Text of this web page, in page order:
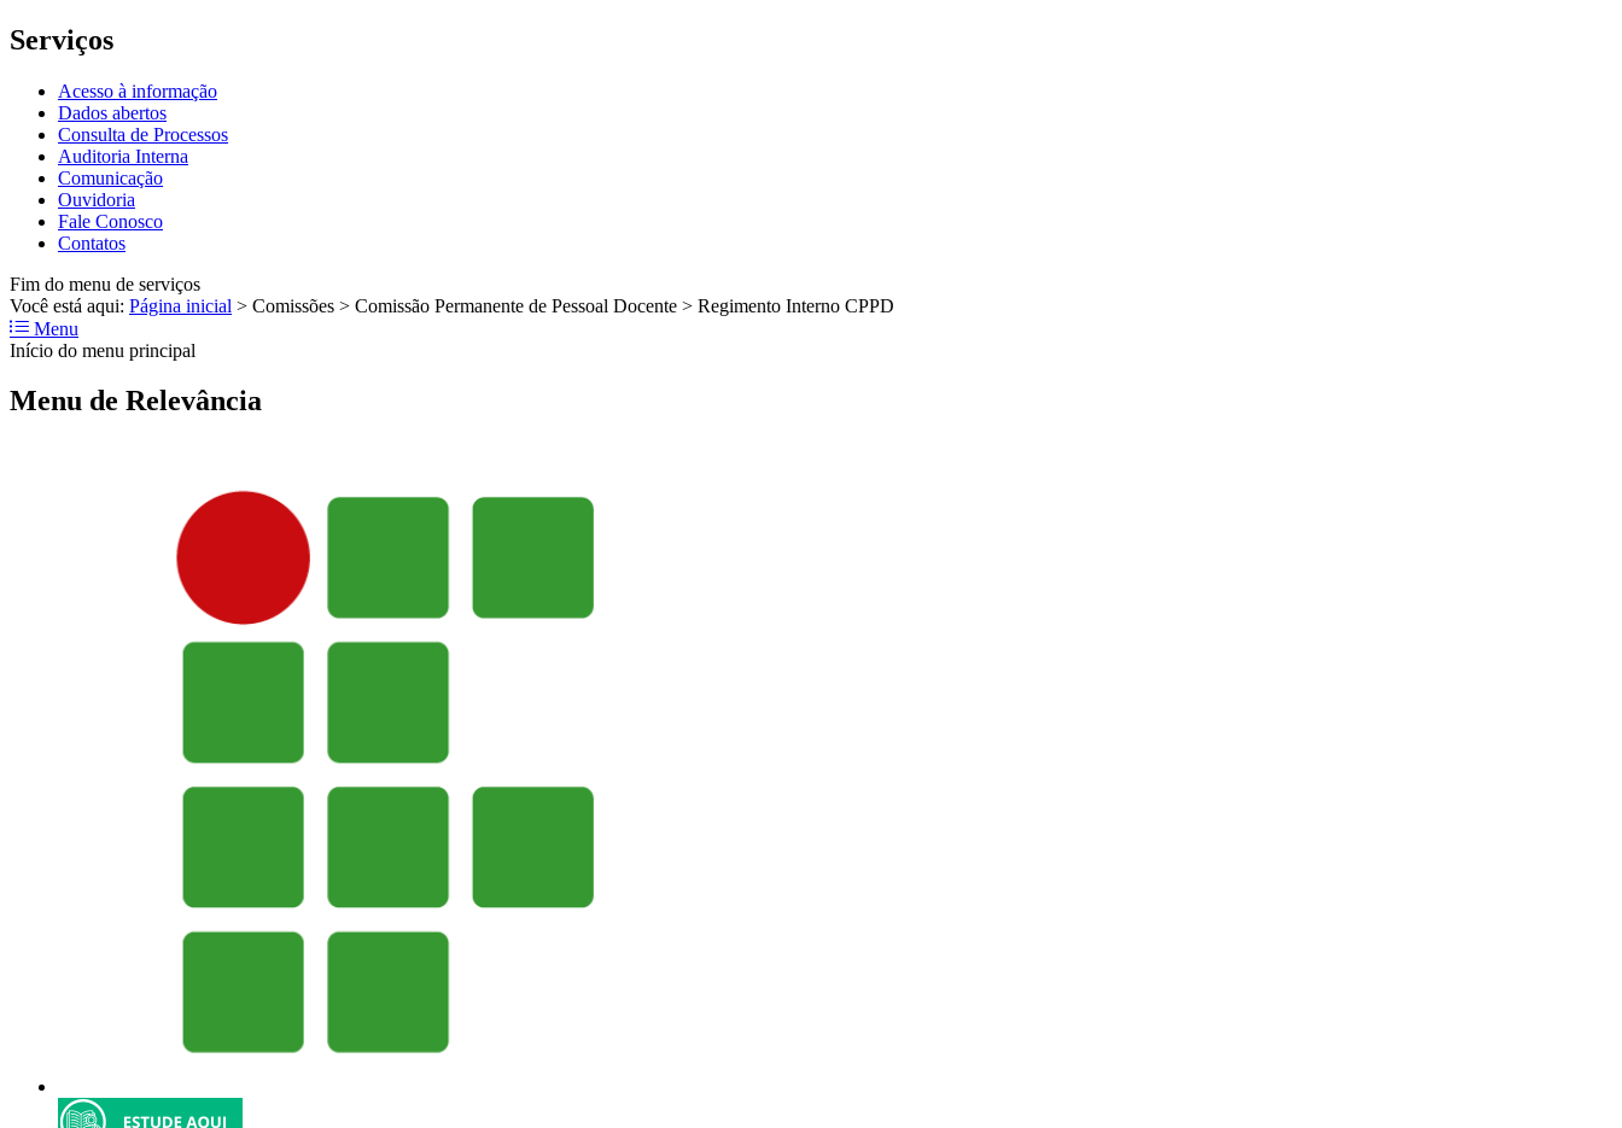
Serviços
Acesso à informação
Dados abertos
Consulta de Processos
Auditoria Interna
Comunicação
Ouvidoria
Fale Conosco
Contatos
Fim do menu de serviços
Você está aqui: Página inicial > Comissões > Comissão Permanente de Pessoal Docente > Regimento Interno CPPD
Menu
Início do menu principal
Menu de Relevância